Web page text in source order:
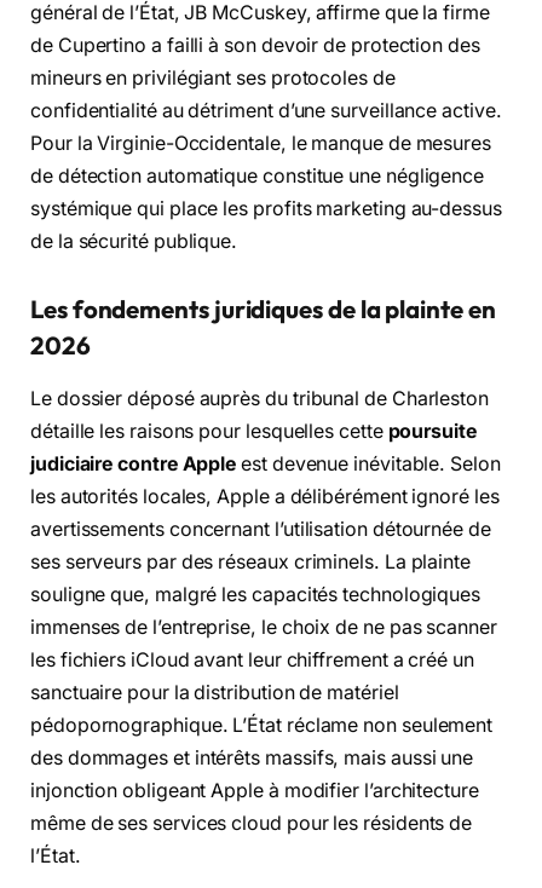
général de l’État, JB McCuskey, affirme que la firme
de Cupertino a failli à son devoir de protection des
mineurs en privilégiant ses protocoles de
confidentialité au détriment d’une surveillance active.
Pour la Virginie-Occidentale, le manque de mesures
de détection automatique constitue une négligence
systémique qui place les profits marketing au-dessus
de la sécurité publique.
Les fondements juridiques de la plainte en
2026
Le dossier déposé auprès du tribunal de Charleston
détaille les raisons pour lesquelles cette poursuite
judiciaire contre Apple est devenue inévitable. Selon
les autorités locales, Apple a délibérément ignoré les
avertissements concernant l’utilisation détournée de
ses serveurs par des réseaux criminels. La plainte
souligne que, malgré les capacités technologiques
immenses de l’entreprise, le choix de ne pas scanner
les fichiers iCloud avant leur chiffrement a créé un
sanctuaire pour la distribution de matériel
pédopornographique. L’État réclame non seulement
des dommages et intérêts massifs, mais aussi une
injonction obligeant Apple à modifier l’architecture
même de ses services cloud pour les résidents de
l’État.